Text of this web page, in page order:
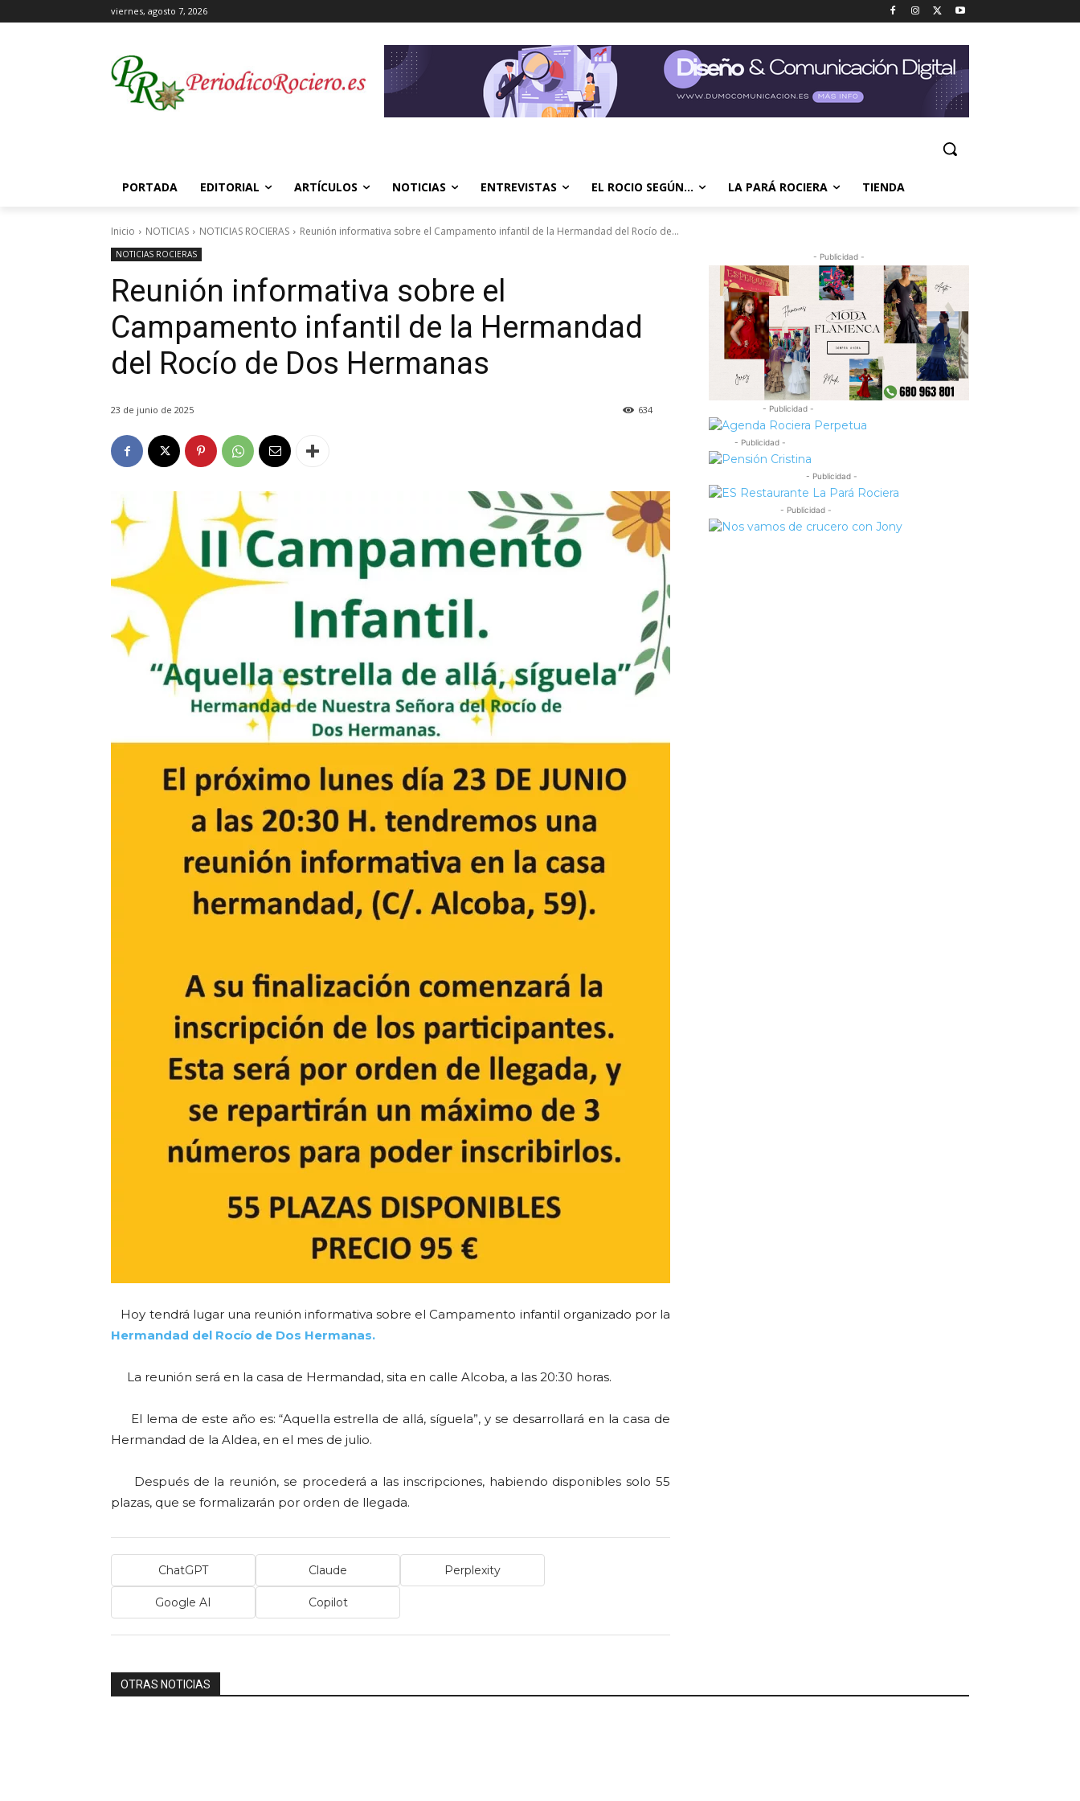
viernes, agosto 7, 2026
PORTADA EDITORIAL ARTÍCULOS NOTICIAS ENTREVISTAS EL ROCIO SEGÚN… LA PARÁ ROCIERA TIENDA
Inicio NOTICIAS NOTICIAS ROCIERAS Reunión informativa sobre el Campamento infantil de la Hermandad del Rocío de...
NOTICIAS ROCIERAS
Reunión informativa sobre el
Campamento infantil de la Hermandad
del Rocío de Dos Hermanas
23 de junio de 2025 634
Hoy tendrá lugar una reunión informativa sobre el Campamento infantil organizado por la
Hermandad del Rocío de Dos Hermanas.
La reunión será en la casa de Hermandad, sita en calle Alcoba, a las 20:30 horas.
El lema de este año es: “Aquella estrella de allá, síguela”, y se desarrollará en la casa de
Hermandad de la Aldea, en el mes de julio.
Después de la reunión, se procederá a las inscripciones, habiendo disponibles solo 55
plazas, que se formalizarán por orden de llegada.
ChatGPT Claude Perplexity
Google AI Copilot
- Publicidad -
- Publicidad -
- Publicidad -
- Publicidad -
- Publicidad -
OTRAS NOTICIAS